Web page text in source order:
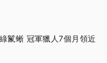
鬣蜥 冠軍獵人7個月領近